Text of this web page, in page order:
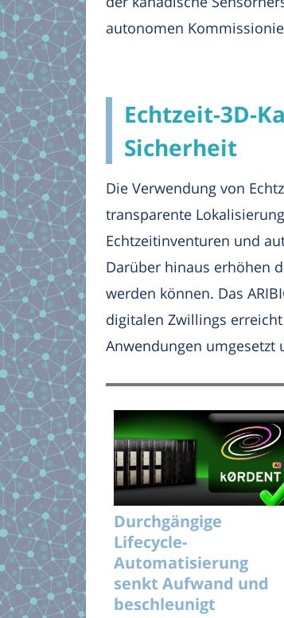
autonomen
Echtzeit-3D-
Sicherheit
Die Verwendung von
transparente
Echtzeitinventuren und
Darüber hinaus erhöhen
werden können. Das
digitalen Zwillings
Anwendungen
Durchgängige
Lifecycle-
Automatisierung
senkt Aufwand und
beschleunigt